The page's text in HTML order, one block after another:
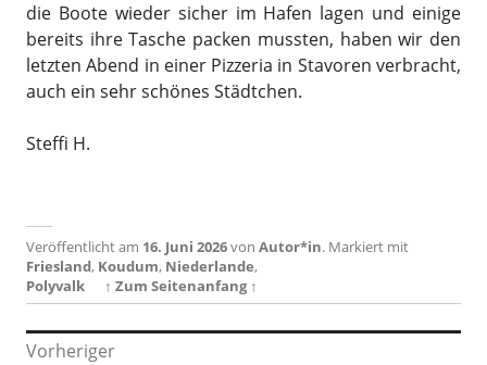
die Boote wieder sicher im Hafen lagen und einige
bereits ihre Tasche packen mussten, haben wir den
letzten Abend in einer Pizzeria in Stavoren verbracht,
auch ein sehr schönes Städtchen.
Steffi H.
Veröffentlicht am 16. Juni 2026von Autor*in. Markiert mit
Friesland, Koudum, Niederlande,
Polyvalk
↑ Zum Seitenanfang ↑
Beitragsnavigation
Vorheriger